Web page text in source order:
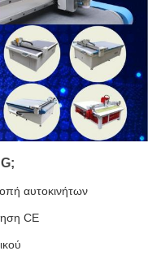
αυτοκινήτων
CE